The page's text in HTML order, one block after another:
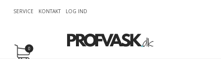
SERVICE KONTAKT LOG IND
0